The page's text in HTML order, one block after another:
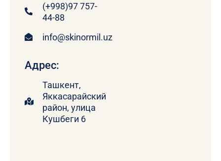
(+998)97 757-
44-88
info@skinormil.uz
Адрес:
Ташкент,
Яккасарайский
район, улица
Кушбеги 6